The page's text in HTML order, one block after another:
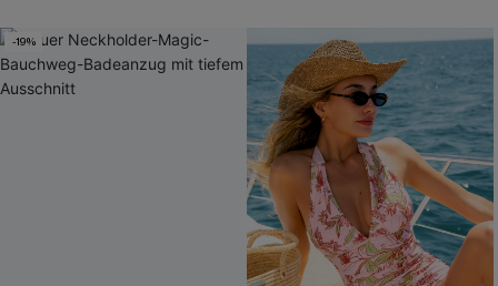
-19%